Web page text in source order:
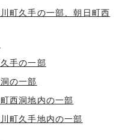
町久手の一部、朝日町西
手の一部
の一部
西洞地内の一部
町久手地内の一部